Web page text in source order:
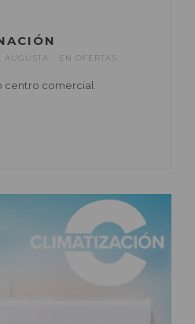
AUGUSTA EN OFERTAS
centro comercial.